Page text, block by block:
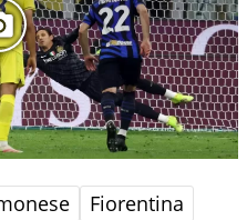
Fiorentina